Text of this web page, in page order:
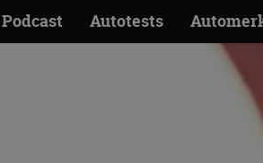
Podcast Autotests